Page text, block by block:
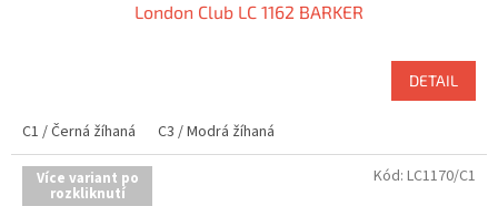
London Club LC 1162 BARKER
DETAIL
C1 / Černá žíhaná C3 / Modrá žíhaná
Více variant po
rozkliknutí
Kód: LC1170/C1